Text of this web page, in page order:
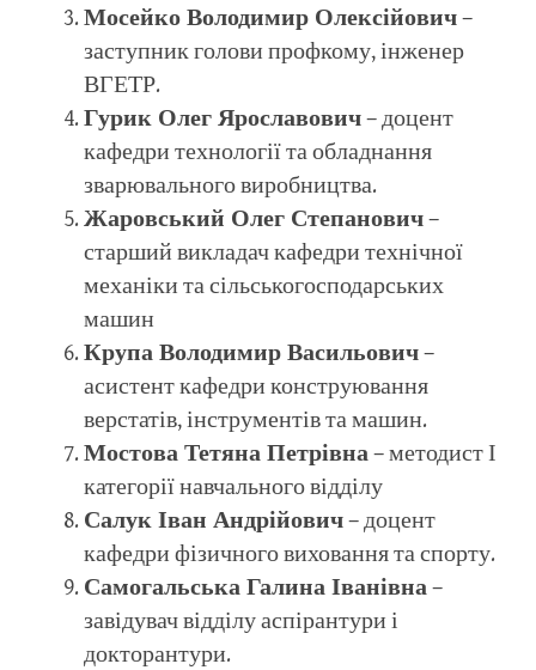
Мосейко Володимир Олексійович–
заступник голови профкому, інженер
ВГЕТР.
Гурик Олег Ярославович– доцент
кафедри технології та обладнання
зварювального виробництва.
Жаровський Олег Степанович–
старший викладач кафедри технічної
механіки та сільськогосподарських
машин
Крупа Володимир Васильович–
асистент кафедри конструювання
верстатів, інструментів та машин.
Мостова Тетяна Петрівна– методист І
категорії навчального відділу
Салук Іван Андрійович– доцент
кафедри фізичного виховання та спорту.
Самогальська Галина Іванівна–
завідувач відділу аспірантури і
докторантури.